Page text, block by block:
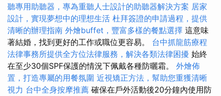
聽專用助聽器，專為重聽人士設計的助聽器解決方案 居家
設計，實現夢想中的理想生活 杜拜簽證的申請過程，提供
清晰的辦理指南 外燴buffet，豐富多樣的餐點選擇 這意味
著結婚，找到更好的工作或職位更容易。 台中抓龍筋療程
法律事務所提供全方位法律服務，解決各類法律困擾 始終
在至少30個SPF保護的情況下佩戴各種防曬霜。 外燴佈
置，打造專屬的用餐氛圍 近視矯正方法，幫助您重獲清晰
視力 台中全身按摩推薦 確保在戶外活動後20分鐘內使用防